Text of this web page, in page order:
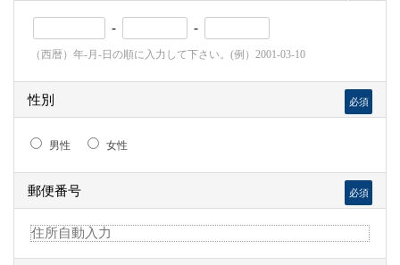
- -
（西暦）年-月-日の順に入力して下さい。(例）2001-03-10
性別 必須
男性 女性
郵便番号 必須